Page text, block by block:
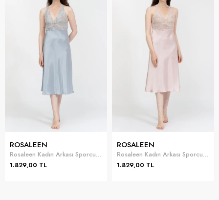
ROSALEEN
Rosaleen Kadın Arkası Sporcu Kalıp Dantelli Uzun Gecelik
1.829,00 TL
ROSALEEN
Rosaleen Kadın Arkası Sporcu Kalıp Dantelli Uzun Gecelik
1.829,00 TL